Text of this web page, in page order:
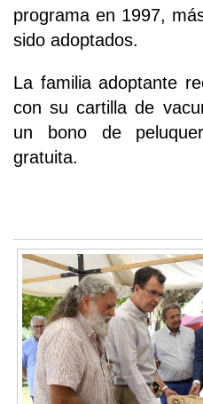
programa en 1997,
sido adoptados.
La familia adoptante
con su cartilla de
un bono de
gratuita.